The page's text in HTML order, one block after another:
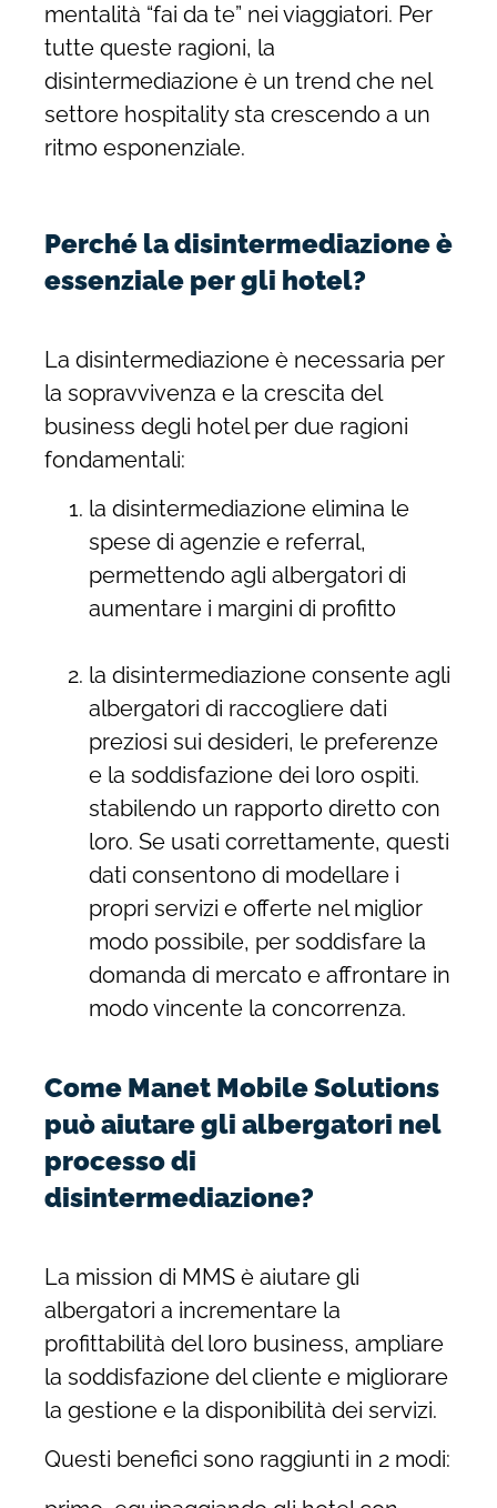
mentalità “fai da te” nei viaggiatori. Per
tutte queste ragioni, la
disintermediazione è un trend che nel
settore hospitality sta crescendo a un
ritmo esponenziale.
Perché la disintermediazione è
essenziale per gli hotel?
La disintermediazione è necessaria per
la sopravvivenza e la crescita del
business degli hotel per due ragioni
fondamentali:
la disintermediazione elimina le
spese di agenzie e referral,
permettendo agli albergatori di
aumentare i margini di profitto
la disintermediazione consente agli
albergatori di raccogliere dati
preziosi sui desideri, le preferenze
e la soddisfazione dei loro ospiti.
stabilendo un rapporto diretto con
loro. Se usati correttamente, questi
dati consentono di modellare i
propri servizi e offerte nel miglior
modo possibile, per soddisfare la
domanda di mercato e affrontare in
modo vincente la concorrenza.
Come Manet Mobile Solutions
può aiutare gli albergatori nel
processo di
disintermediazione?
La mission di MMS è aiutare gli
albergatori a incrementare la
profittabilità del loro business, ampliare
la soddisfazione del cliente e migliorare
la gestione e la disponibilità dei servizi.
Questi benefici sono raggiunti in 2 modi: